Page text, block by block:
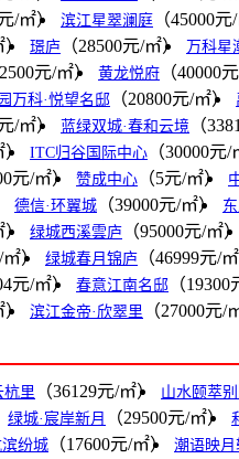
/㎡） 滨江星翠澜庭 （45000元/
璟庐 （28500元/㎡） 万科星
元/㎡） 黄龙悦府 （40000
万科·悦望名邸 （20800元/㎡）
/㎡） 蓝绿双城·春和云境 （
ITC归谷国际中心 （30000元/
元/㎡） 赞成中心 （5元/㎡）
德信·环翼城 （39000元/㎡）
绿城西溪雲庐 （95000元/㎡）
） 绿城春月锦庐 （46999元/㎡
元/㎡） 春意江南名邸 （19300
滨江金帝·欣翠里 （27000元/
杭里 （36129元/㎡） 山水颐萃
绿城·宸岸新月 （29500元/㎡）
纷城 （17600元/㎡） 潮语映月